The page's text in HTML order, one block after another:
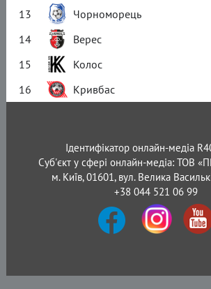
13
Чорноморець
14
Верес
15
Колос
16
Кривбас
Ідентифікатор онлайн-медіа
Суб'єкт у сфері онлайн-медіа: ТОВ
м. Київ, 01601, вул. Велика
+38 044 521 06 99